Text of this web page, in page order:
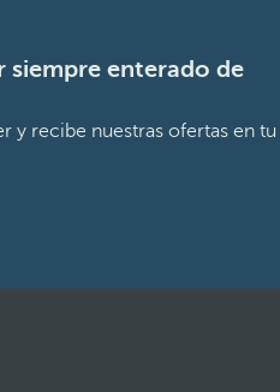
siempre enterado de
y recibe nuestras ofertas en tu